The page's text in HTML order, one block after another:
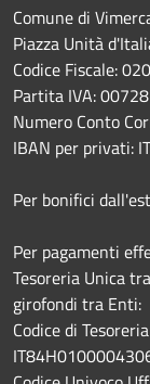
Comune di
Piazza Unità
Codice Fiscale:
Partita IVA:
Numero Conto
IBAN per privati:
Per bonifici
Per pagamenti
Tesoreria Unica
girofondi tra Enti:
Codice di